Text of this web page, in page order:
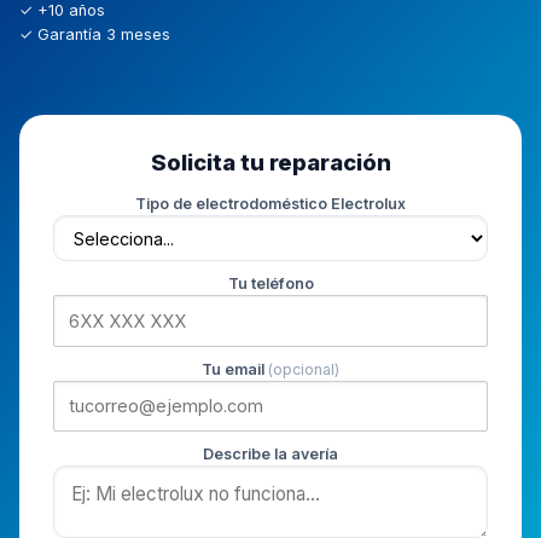
✓ +10 años
✓ Garantía 3 meses
Solicita tu reparación
Tipo de electrodoméstico Electrolux
Tu teléfono
Tu email (opcional)
Describe la avería